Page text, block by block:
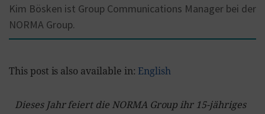
Kim Bösken ist Group Communications Manager bei der
NORMA Group.
This post is also available in: English
Dieses Jahr feiert die NORMA Group ihr 15-jähriges